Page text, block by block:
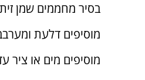
בסיר מחממים שמן
מוסיפים דלעת
מוסיפים מים או ציר עד כמעט